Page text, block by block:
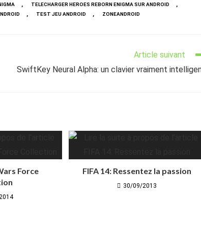
, TELECHARGER HEROES REBORN ENIGMA SUR ANDROID ,
, TEST JEU ANDROID , ZONEANDROID
Article suivant
SwiftKey Neural Alpha: un clavier vraiment
Force
FIFA 14: Ressentez la passion
30/09/2013